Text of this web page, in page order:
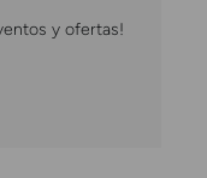
y ofertas!